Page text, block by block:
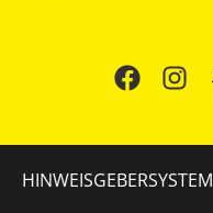
HINWEISGEBERSYSTEM